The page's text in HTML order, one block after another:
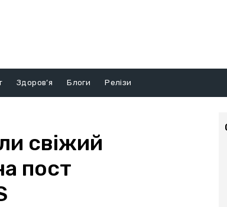
Здоров’я Блоги Релізи
свіжий
пост